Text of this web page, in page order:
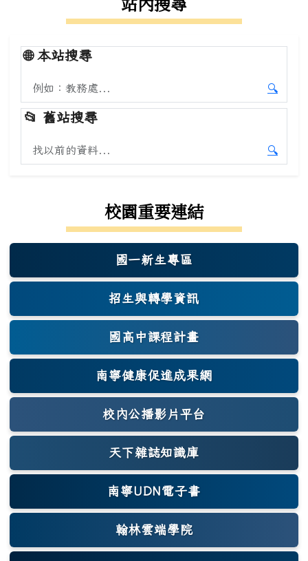
🌐本站搜尋
搜尋本站內容
🔍
開始本
📂 舊站搜尋
搜尋舊站內容
🔍
開始舊
校園重要連結
國一新生專區
(另開新視窗)
招生與轉學資訊
國高中課程計畫
南寧健康促進成果網
(另開新視窗)
校內公播影片平台
天下雜誌知識庫
(另開新視窗)
南寧UDN電子書
翰林雲端學院